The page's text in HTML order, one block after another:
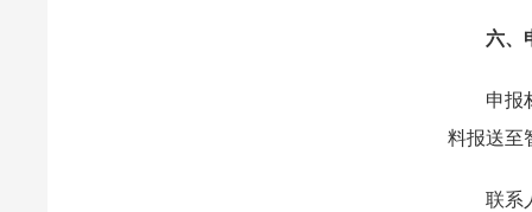
六、
申报材
料报送至
联系